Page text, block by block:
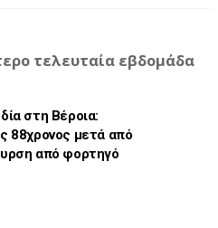
τελευταία εβδομάδα
στη Βέροια:
88χρονος μετά από
από φορτηγό